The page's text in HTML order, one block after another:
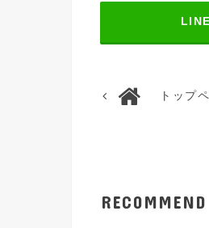
LINE
トップ
RECOMMEND